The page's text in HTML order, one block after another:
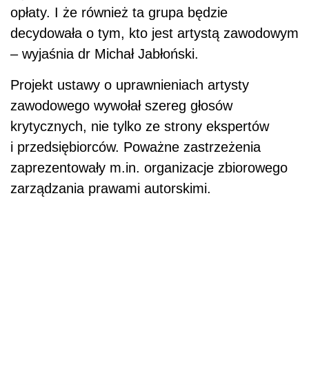
opłaty. I że również ta grupa będzie
decydowała o tym, kto jest artystą zawodowym
– wyjaśnia dr Michał Jabłoński.
Projekt ustawy o uprawnieniach artysty
zawodowego wywołał szereg głosów
krytycznych, nie tylko ze strony ekspertów
i przedsiębiorców. Poważne zastrzeżenia
zaprezentowały m.in. organizacje zbiorowego
zarządzania prawami autorskimi.